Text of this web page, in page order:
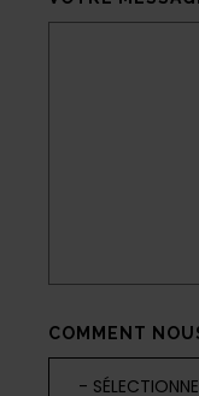
COMMENT
NOUS
-